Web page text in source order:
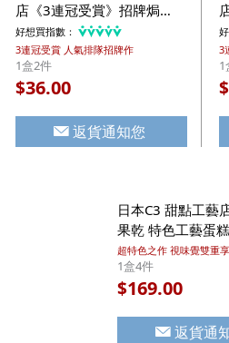
店《3連冠受賞》招牌焗
Tiramisu蛋糕小禮盒 (1盒2
件)【市集世界 - 日本市集】
好想買指數：
3連冠受賞 人氣排隊招牌作
1盒2件
$36.00
返貨通知您
3
1
$
日本C3 甜點工藝
果乾 特色工藝蛋
4件)【市集世界 -
集】
超特色之作 視味覺雙重
1盒4件
$169.00
返貨通